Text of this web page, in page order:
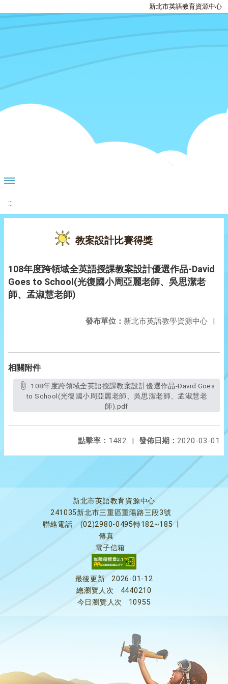
新北市英語教育資源中心
:::
教案設計比賽得獎
108年度跨領域全英語授課教案設計優選作品-David
Goes to School(光復國小周亞麗老師、吳思潔老
師、孟淑慧老師)
發布單位： 新北市英語教學資源中心 |
相關附件
to School(光復國小周亞麗老師、吳思潔老師、孟淑慧老
師).pdf
發佈日期： 2020-03-01
點擊率： 1482 |
新北市英語教育資源中心
241035新北市三重區重陽路三段3號
聯絡電話
(02)2980-0495轉182~185
傳真
電子信箱
最後更新
2026-01-12
總瀏覽人次
4440210
今日瀏覽人次
10955